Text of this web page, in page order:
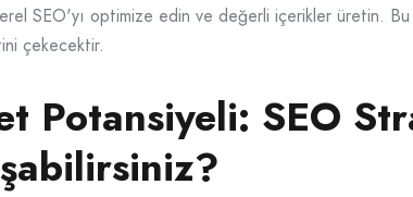
SEO'yı optimize edin ve değerli içerikler üretin.
çekecektir.
Potansiyeli: SEO